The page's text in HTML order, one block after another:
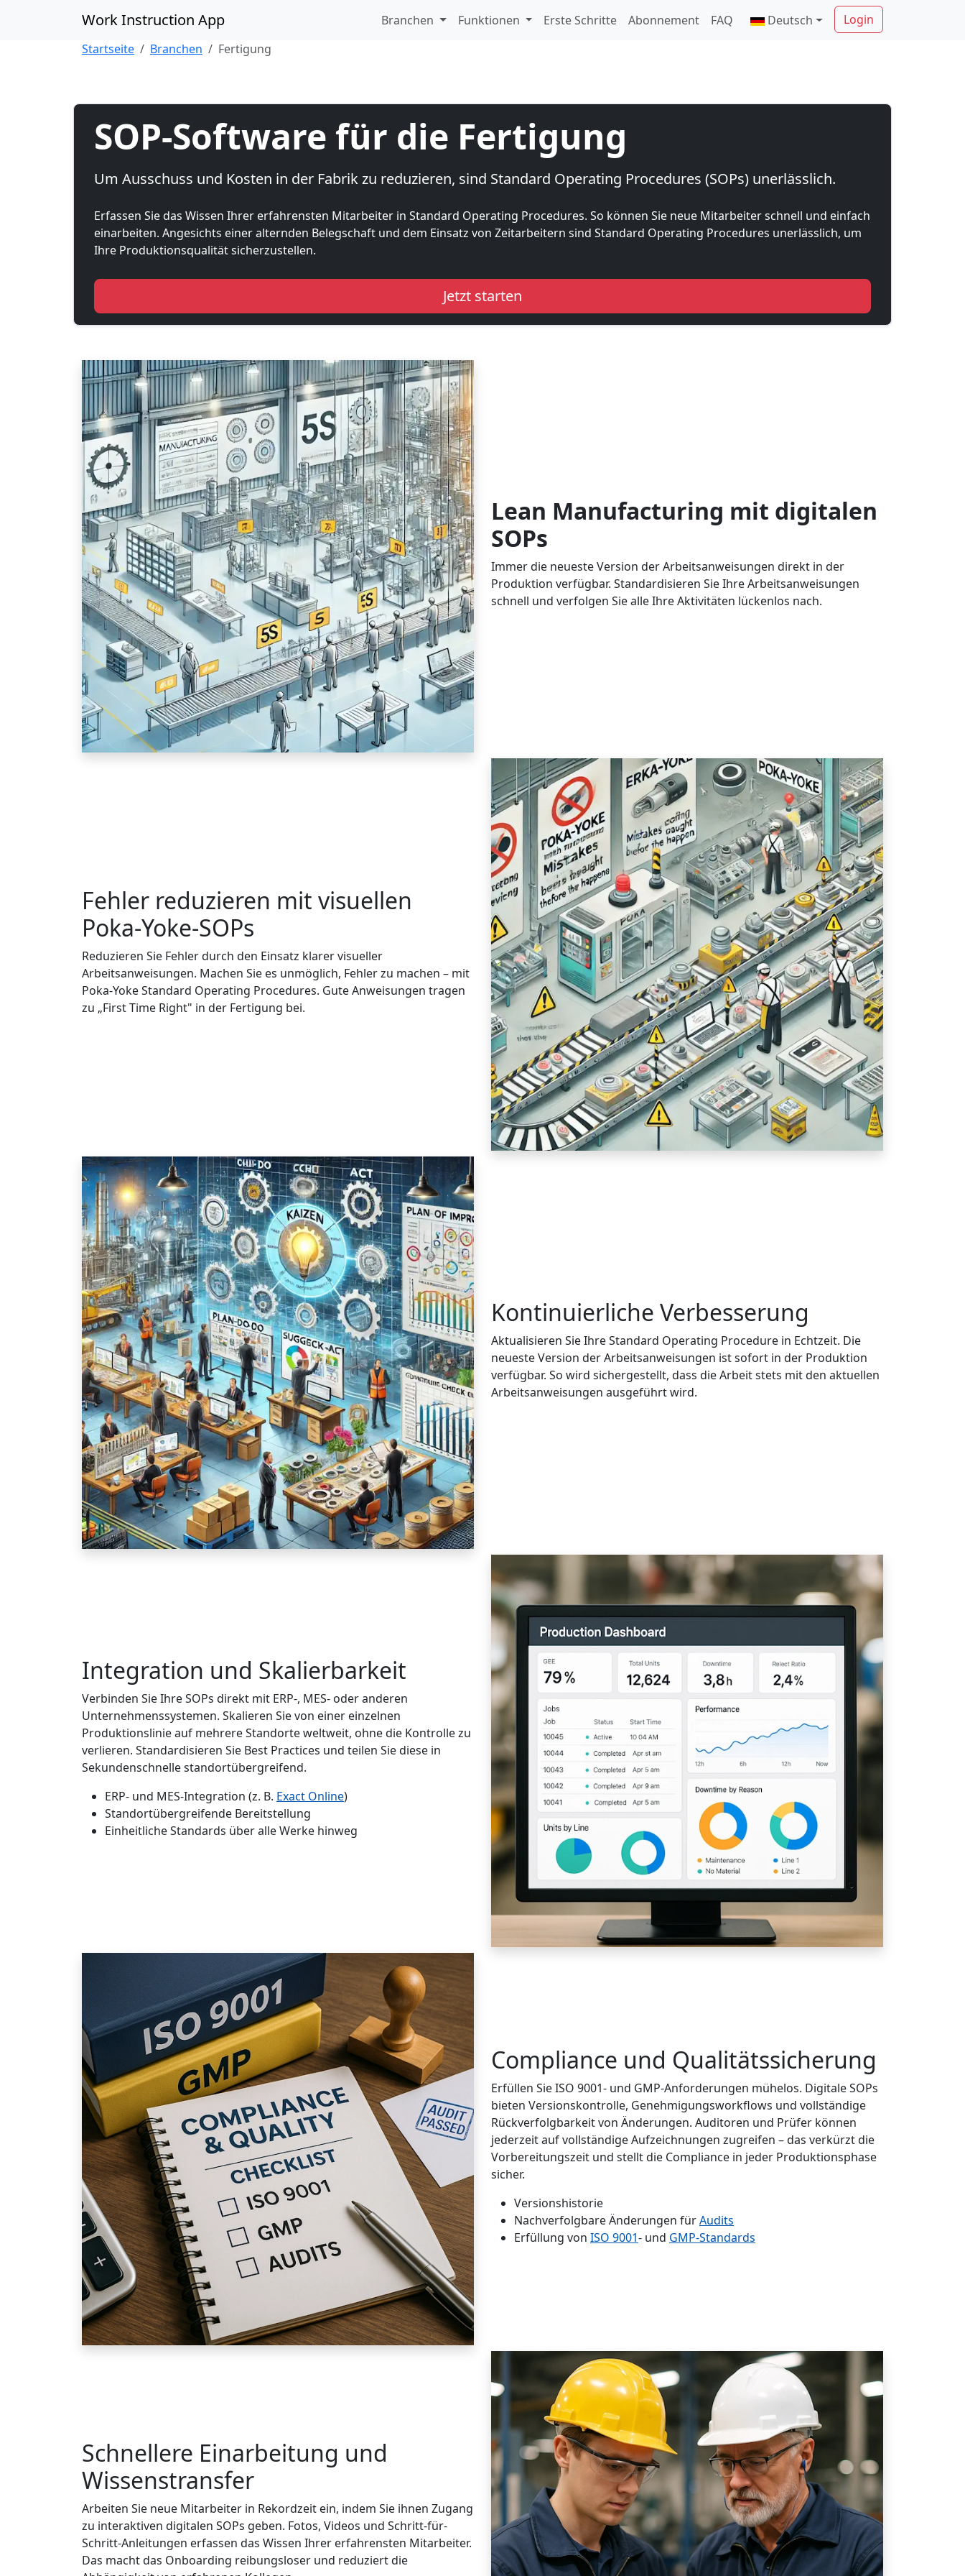
Work Instruction App Branchen Funktionen Erste Schritte Abonnement FAQ Deutsch
Login
Startseite
Branchen Fertigung
SOP-Software für die Fertigung
Um Ausschuss und Kosten in der Fabrik zu reduzieren, sind Standard Operating Procedures (SOPs) unerlässlich.
Erfassen Sie das Wissen Ihrer erfahrensten Mitarbeiter in Standard Operating Procedures. So können Sie neue Mitarbeiter schnell und einfach
einarbeiten. Angesichts einer alternden Belegschaft und dem Einsatz von Zeitarbeitern sind Standard Operating Procedures unerlässlich, um
Ihre Produktionsqualität sicherzustellen.
Jetzt starten
Lean Manufacturing mit digitalen
SOPs
Immer die neueste Version der Arbeitsanweisungen direkt in der
Produktion verfügbar. Standardisieren Sie Ihre Arbeitsanweisungen
schnell und verfolgen Sie alle Ihre Aktivitäten lückenlos nach.
Fehler reduzieren mit visuellen
Poka-Yoke-SOPs
Reduzieren Sie Fehler durch den Einsatz klarer visueller
Arbeitsanweisungen. Machen Sie es unmöglich, Fehler zu machen – mit
Poka-Yoke Standard Operating Procedures. Gute Anweisungen tragen
zu „First Time Right" in der Fertigung bei.
Kontinuierliche Verbesserung
Aktualisieren Sie Ihre Standard Operating Procedure in Echtzeit. Die
neueste Version der Arbeitsanweisungen ist sofort in der Produktion
verfügbar. So wird sichergestellt, dass die Arbeit stets mit den aktuellen
Arbeitsanweisungen ausgeführt wird.
Integration und Skalierbarkeit
Verbinden Sie Ihre SOPs direkt mit ERP-, MES- oder anderen
Unternehmenssystemen. Skalieren Sie von einer einzelnen
Produktionslinie auf mehrere Standorte weltweit, ohne die Kontrolle zu
verlieren. Standardisieren Sie Best Practices und teilen Sie diese in
Sekundenschnelle standortübergreifend.
ERP- und MES-Integration (z. B. Exact Online)
Standortübergreifende Bereitstellung
Einheitliche Standards über alle Werke hinweg
Compliance und Qualitätssicherung
Erfüllen Sie ISO 9001- und GMP-Anforderungen mühelos. Digitale SOPs
bieten Versionskontrolle, Genehmigungsworkflows und vollständige
Rückverfolgbarkeit von Änderungen. Auditoren und Prüfer können
jederzeit auf vollständige Aufzeichnungen zugreifen – das verkürzt die
Vorbereitungszeit und stellt die Compliance in jeder Produktionsphase
sicher.
Versionshistorie
Nachverfolgbare Änderungen fürAudits
Erfüllung von ISO 9001- und GMP-Standards
Schnellere Einarbeitung und
Wissenstransfer
Arbeiten Sie neue Mitarbeiter in Rekordzeit ein, indem Sie ihnen Zugang
zu interaktiven digitalen SOPs geben. Fotos, Videos und Schritt-für-
Schritt-Anleitungen erfassen das Wissen Ihrer erfahrensten Mitarbeiter.
Das macht das Onboarding reibungsloser und reduziert die